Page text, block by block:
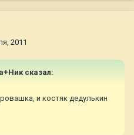
2011
сказал:
и костяк дедулькин